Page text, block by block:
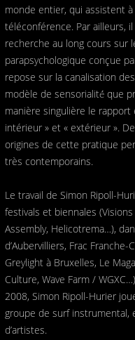
monde entier, qui assistent
téléconférence. Par ailleurs,
recherche au long cours sur
parapsychologique conçue
repose sur la canalisation
modèle de sensorialité́ que
manière singulière le
intérieur » et « extérieur ».
origines de cette pratique
très contemporains.
Le travail de Simon Ripoll-
festivals et biennales
Assembly, Helicotrema…),
d’Aubervilliers, Frac
Greylight à Bruxelles, Le
Culture, Wave Farm /
2008, Simon Ripoll-Hurier
groupe de surf instrumental,
d’artistes.